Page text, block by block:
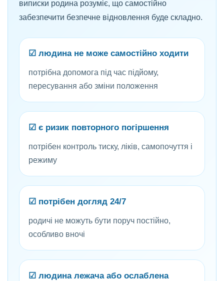
виписки родина розуміє, що самостійно
забезпечити безпечне відновлення буде складно.
☑ людина не може самостійно ходити
потрібна допомога під час підйому,
пересування або зміни положення
☑ є ризик повторного погіршення
потрібен контроль тиску, ліків, самопочуття і
режиму
☑ потрібен догляд 24/7
родичі не можуть бути поруч постійно,
особливо вночі
☑ людина лежача або ослаблена